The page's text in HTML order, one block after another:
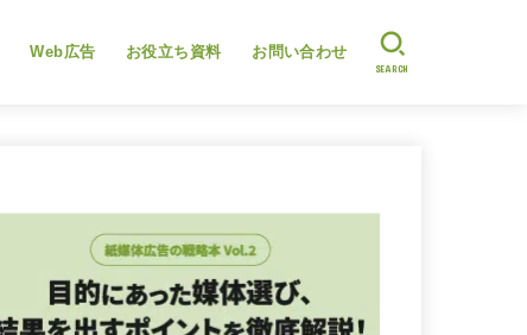
Web広告 お役立ち資料 お問い合わせ
SEARCH